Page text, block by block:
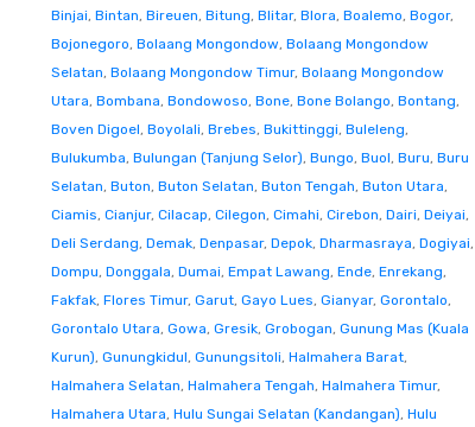
Binjai, Bintan, Bireuen, Bitung, Blitar, Blora, Boalemo, Bogor,
Bojonegoro, Bolaang Mongondow, Bolaang Mongondow
Selatan, Bolaang Mongondow Timur, Bolaang Mongondow
Utara, Bombana, Bondowoso, Bone, Bone Bolango, Bontang,
Boven Digoel, Boyolali, Brebes, Bukittinggi, Buleleng,
Bulukumba, Bulungan (Tanjung Selor), Bungo, Buol, Buru, Buru
Selatan, Buton, Buton Selatan, Buton Tengah, Buton Utara,
Ciamis, Cianjur, Cilacap, Cilegon, Cimahi, Cirebon, Dairi, Deiyai,
Deli Serdang, Demak, Denpasar, Depok, Dharmasraya, Dogiyai,
Dompu, Donggala, Dumai, Empat Lawang, Ende, Enrekang,
Fakfak, Flores Timur, Garut, Gayo Lues, Gianyar, Gorontalo,
Gorontalo Utara, Gowa, Gresik, Grobogan, Gunung Mas (Kuala
Kurun), Gunungkidul, Gunungsitoli, Halmahera Barat,
Halmahera Selatan, Halmahera Tengah, Halmahera Timur,
Halmahera Utara, Hulu Sungai Selatan (Kandangan), Hulu